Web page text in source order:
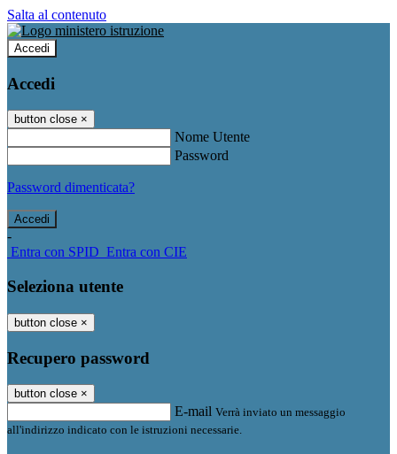
Salta al contenuto
Accedi
Accedi
button close ×
Nome Utente
Password
Password dimenticata?
-
Entra con SPID Entra con CIE
Seleziona utente
button close ×
Recupero password
button close ×
E-mail Verrà inviato un messaggio
all'indirizzo indicato con le istruzioni necessarie.